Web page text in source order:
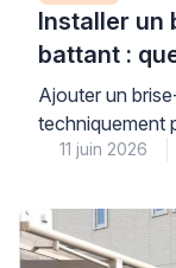
Installer un
battant :
aggraver
Ajouter un
techniquement
un diagnostic
structure déjà
11 juin 2026